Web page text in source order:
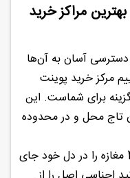
مراکز خرید
دسترسی آسان به آن‌ها
مرکز خرید پوینت
برای شماست. این
تاج محل و در محدوده
مجموعه پوینت سنتر چیزی حدود 40 مغازه را در دل خود جای